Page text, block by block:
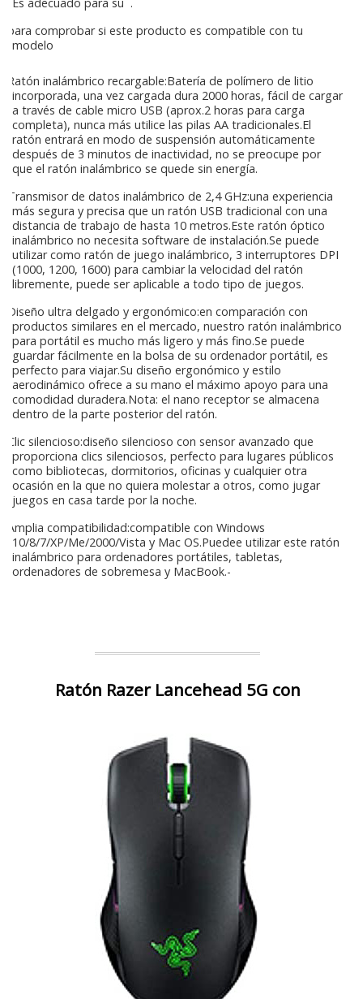
para comprobar si este producto es compatible con tu
modelo
Ratón inalámbrico recargable:Batería de polímero de litio
incorporada, una vez cargada dura 2000 horas, fácil de cargar
a través de cable micro USB (aprox.2 horas para carga
completa), nunca más utilice las pilas AA tradicionales.El
ratón entrará en modo de suspensión automáticamente
después de 3 minutos de inactividad, no se preocupe por
que el ratón inalámbrico se quede sin energía.
Transmisor de datos inalámbrico de 2,4 GHz:una experiencia
más segura y precisa que un ratón USB tradicional con una
distancia de trabajo de hasta 10 metros.Este ratón óptico
inalámbrico no necesita software de instalación.Se puede
utilizar como ratón de juego inalámbrico, 3 interruptores DPI
(1000, 1200, 1600) para cambiar la velocidad del ratón
libremente, puede ser aplicable a todo tipo de juegos.
Diseño ultra delgado y ergonómico:en comparación con
productos similares en el mercado, nuestro ratón inalámbrico
para portátil es mucho más ligero y más fino.Se puede
guardar fácilmente en la bolsa de su ordenador portátil, es
perfecto para viajar.Su diseño ergonómico y estilo
aerodinámico ofrece a su mano el máximo apoyo para una
comodidad duradera.Nota: el nano receptor se almacena
dentro de la parte posterior del ratón.
Clic silencioso:diseño silencioso con sensor avanzado que
proporciona clics silenciosos, perfecto para lugares públicos
como bibliotecas, dormitorios, oficinas y cualquier otra
ocasión en la que no quiera molestar a otros, como jugar
juegos en casa tarde por la noche.
Amplia compatibilidad:compatible con Windows
10/8/7/XP/Me/2000/Vista y Mac OS.Puedee utilizar este ratón
inalámbrico para ordenadores portátiles, tabletas,
ordenadores de sobremesa y MacBook.-
Ratón Razer Lancehead 5G con